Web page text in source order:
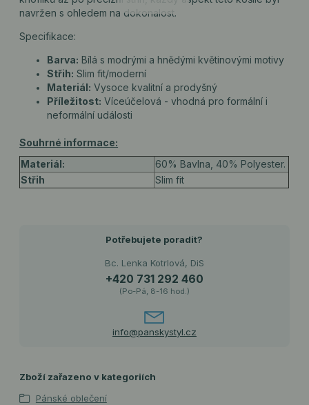
navržen s ohledem na dokonalost.
Specifikace:
Barva: Bílá s modrými a hnědými květinovými motivy
Střih: Slim fit/moderní
Materiál: Vysoce kvalitní a prodyšný
Příležitost: Víceúčelová - vhodná pro formální i
neformální události
Souhrné informace:
Materiál:
60% Bavlna, 40% Polyester.
Střih
Slim fit
Potřebujete poradit?
Bc. Lenka Kotrlová, DiS
+420 731 292 460
(Po-Pá, 8-16 hod.)
info@panskystyl.cz
Zboží zařazeno v kategoriích
Pánské oblečení